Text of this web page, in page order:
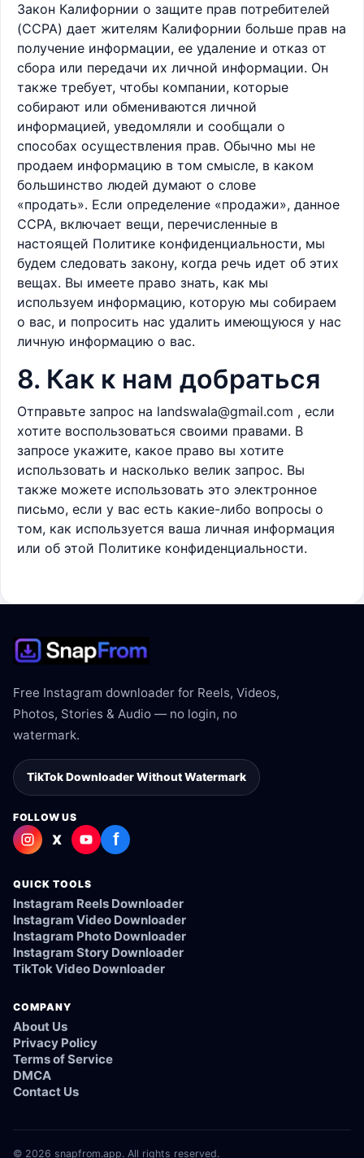
Закон Калифорнии о защите прав потребителей
(CCPA) дает жителям Калифорнии больше прав на
получение информации, ее удаление и отказ от
сбора или передачи их личной информации. Он
также требует, чтобы компании, которые
собирают или обмениваются личной
информацией, уведомляли и сообщали о
способах осуществления прав. Обычно мы не
продаем информацию в том смысле, в каком
большинство людей думают о слове
«продать». Если определение «продажи», данное
CCPA, включает вещи, перечисленные в
настоящей Политике конфиденциальности, мы
будем следовать закону, когда речь идет об этих
вещах. Вы имеете право знать, как мы
используем информацию, которую мы собираем
о вас, и попросить нас удалить имеющуюся у нас
личную информацию о вас.
8. Как к нам добраться
Отправьте запрос на landswala@gmail.com , если
хотите воспользоваться своими правами. В
запросе укажите, какое право вы хотите
использовать и насколько велик запрос. Вы
также можете использовать это электронное
письмо, если у вас есть какие-либо вопросы о
том, как используется ваша личная информация
или об этой Политике конфиденциальности.
Free Instagram downloader for Reels, Videos,
Photos, Stories & Audio — no login, no
watermark.
TikTok Downloader Without Watermark
FOLLOW US
X f
QUICK TOOLS
Instagram Reels Downloader
Instagram Video Downloader
Instagram Photo Downloader
Instagram Story Downloader
TikTok Video Downloader
COMPANY
About Us
Privacy Policy
Terms of Service
DMCA
Contact Us
© 2026 snapfrom.app. All rights reserved.